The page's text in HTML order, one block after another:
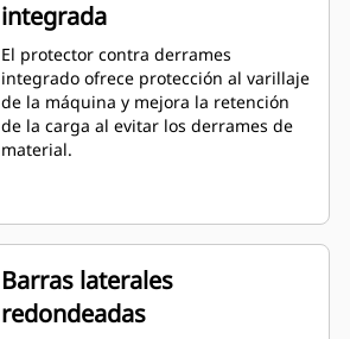
y nivelación. El factor de llenado de
los cucharones de la Serie
Performance puede llegar a un 115 %
por sobre la capacidad especificada.
integrada
El protector contra derrames
integrado ofrece protección al varillaje
de la máquina y mejora la retención
de la carga al evitar los derrames de
material.
Barras laterales
redondeadas